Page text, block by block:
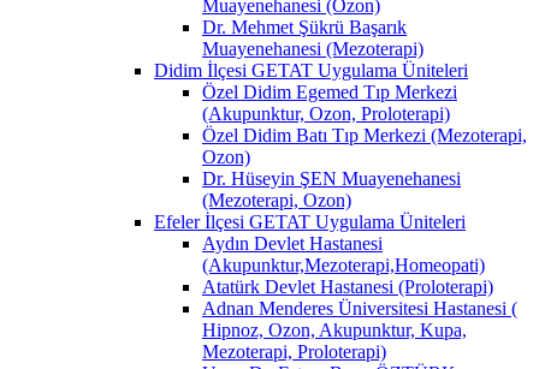
Muayenehanesi (Ozon)
Dr. Mehmet Şükrü Başarık
Muayenehanesi (Mezoterapi)
Didim İlçesi GETAT Uygulama Üniteleri
Özel Didim Egemed Tıp Merkezi
(Akupunktur, Ozon, Proloterapi)
Özel Didim Batı Tıp Merkezi (Mezoterapi,
Ozon)
Dr. Hüseyin ŞEN Muayenehanesi
(Mezoterapi, Ozon)
Efeler İlçesi GETAT Uygulama Üniteleri
Aydın Devlet Hastanesi
(Akupunktur,Mezoterapi,Homeopati)
Atatürk Devlet Hastanesi (Proloterapi)
Adnan Menderes Üniversitesi Hastanesi (
Hipnoz, Ozon, Akupunktur, Kupa,
Mezoterapi, Proloterapi)